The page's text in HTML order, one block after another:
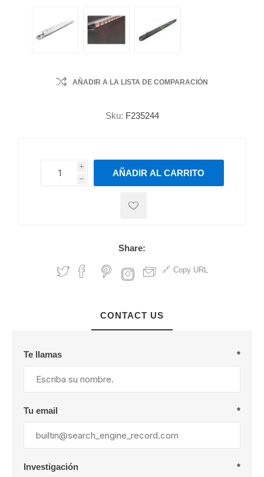
AÑADIR A LA LISTA DE COMPARACIÓN
Sku: F235244
i
h
h
AÑADIR AL CARRITO
Share:
Copy URL
CONTACT US
Te llamas *
Tu email *
Investigación *